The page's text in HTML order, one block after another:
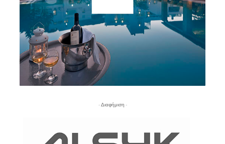
- Διαφήμιση -